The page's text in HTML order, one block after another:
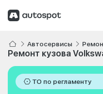
Автосервисы
Ремонт кузова
ТО по регламенту